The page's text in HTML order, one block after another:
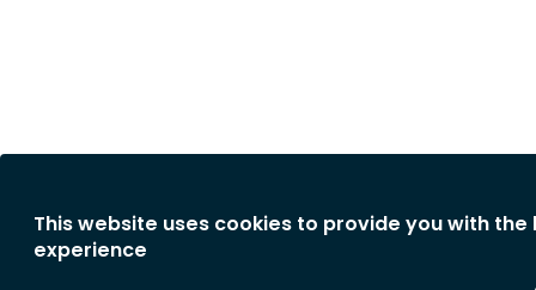
This website uses cookies to provide you with the
experience